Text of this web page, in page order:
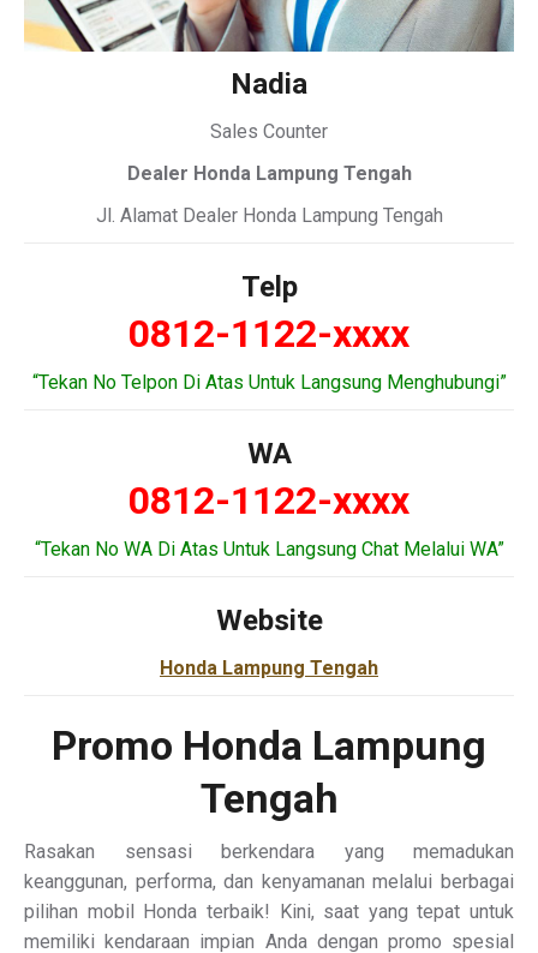
Nadia
Sales Counter
Dealer Honda Lampung Tengah
Jl. Alamat Dealer Honda Lampung Tengah
Telp
0812-1122-xxxx
“Tekan No Telpon Di Atas Untuk Langsung Menghubungi”
WA
0812-1122-xxxx
“Tekan No WA Di Atas Untuk Langsung Chat Melalui WA”
Website
Honda Lampung Tengah
Promo Honda Lampung
Tengah
Rasakan sensasi berkendara yang memadukan
keanggunan, performa, dan kenyamanan melalui berbagai
pilihan mobil Honda terbaik! Kini, saat yang tepat untuk
memiliki kendaraan impian Anda dengan promo spesial